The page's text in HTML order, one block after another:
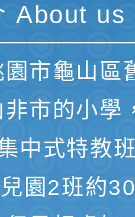
About us
市龜山區
市的小學
中式特教
園2班約